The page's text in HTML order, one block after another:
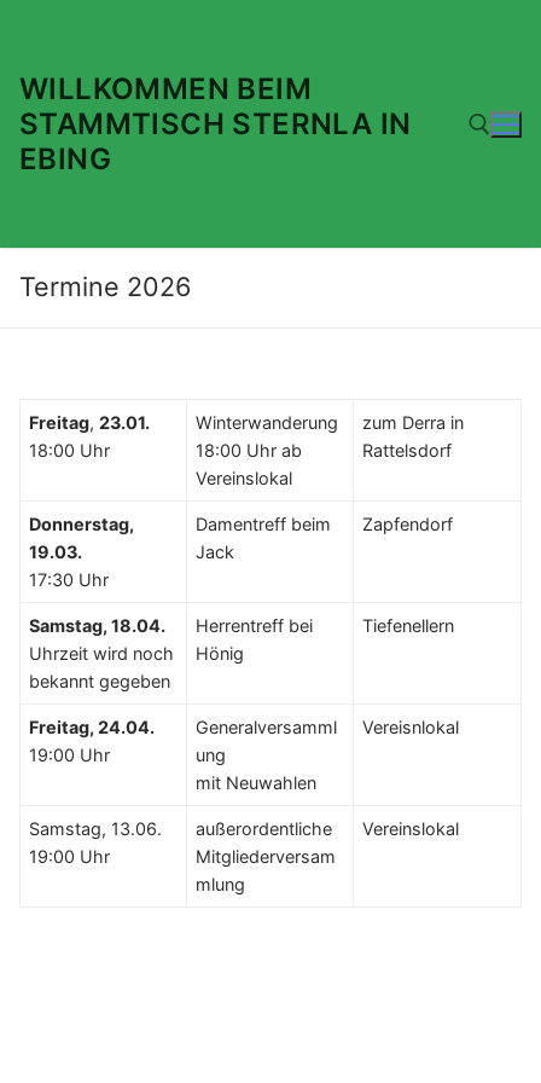
springen
WILLKOMMEN BEIM
STAMMTISCH STERNLA IN
EBING
Termine 2026
Freitag,23.01.
18:00 Uhr
Winterwanderung
18:00 Uhr ab
Vereinslokal
zum Derra in
Rattelsdorf
Donnerstag,
19.03.
17:30 Uhr
Damentreff beim
Jack
Zapfendorf
Samstag, 18.04.
Uhrzeit wird noch
bekannt gegeben
Herrentreff bei
Hönig
Tiefenellern
Freitag, 24.04.
19:00 Uhr
Generalversamml
ung
mit Neuwahlen
Vereisnlokal
Samstag, 13.06.
19:00 Uhr
außerordentliche
Mitgliederversam
mlung
Vereinslokal